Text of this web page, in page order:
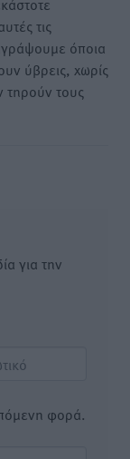
τις
όποια
ύβρεις, χωρίς
τηρούν τους
για την
φορά.